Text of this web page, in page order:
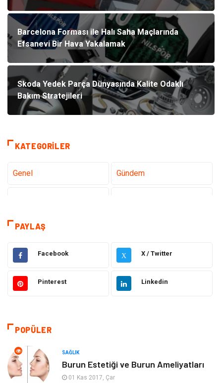
Barcelona Forması ile Halı Saha Maçlarında
Efsanevi Bir Hava Yakalamak
Skoda Yedek Parça Dünyasında Kalite Odaklı
Bakım Stratejileri
KATEGORILER
Genel Gündem
Sağlık
Gıda Alışveriş
Makine Eğitim Kurumları
Hukuk
Eğitim & Kariyer
Yapı İnşaat
PAYLAŞ
Facebook X X / Twitter
Pinterest Linkedin
POPÜLER
SAĞLIK
Burun Estetiği ve Burun Ameliyatları
01 Kas 2017, Çar